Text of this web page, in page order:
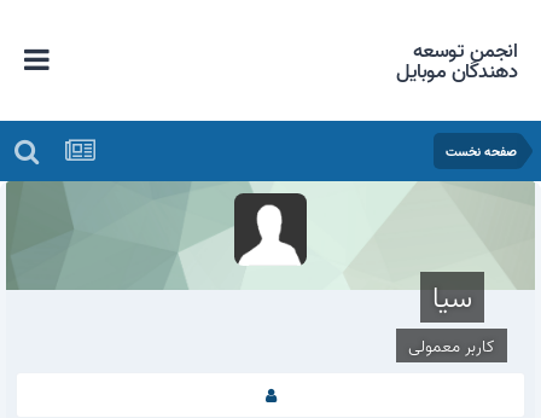
انجمن توسعه
دهندگان موبایل
صفحه نخست
سیا
کاربر معمولی